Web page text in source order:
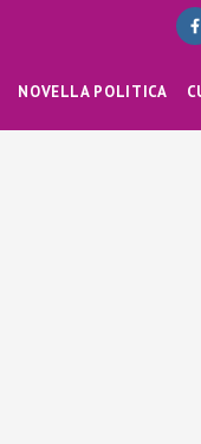
NOVELLA POLITICA